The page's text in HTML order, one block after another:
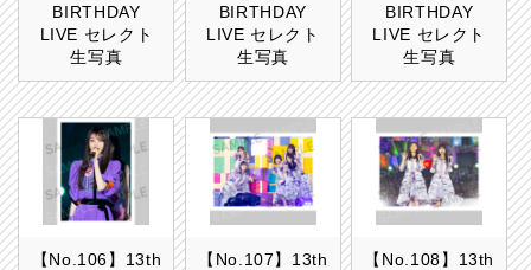
BIRTHDAY
LIVE セレクト
生写真
BIRTHDAY
LIVE セレクト
生写真
BIRTHDAY
LIVE セレクト
生写真
【No.106】13th
【No.107】13th
【No.108】13th